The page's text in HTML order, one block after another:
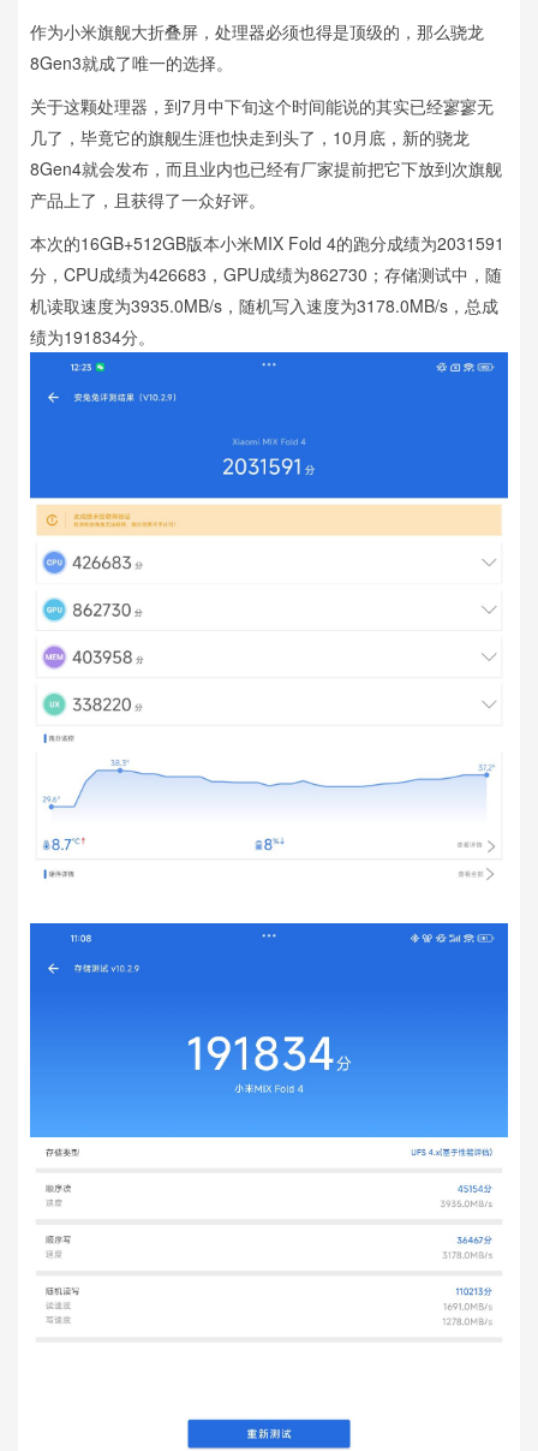
作为小米旗舰大折叠屏，处理器必须也得是顶级的，那么骁龙
8Gen3就成了唯一的选择。
关于这颗处理器，到7月中下旬这个时间能说的其实已经寥寥无
几了，毕竟它的旗舰生涯也快走到头了，10月底，新的骁龙
8Gen4就会发布，而且业内也已经有厂家提前把它下放到次旗舰
产品上了，且获得了一众好评。
本次的16GB+512GB版本小米MIX Fold 4的跑分成绩为2031591
分，CPU成绩为426683，GPU成绩为862730；存储测试中，随
机读取速度为3935.0MB/s，随机写入速度为3178.0MB/s，总成
绩为191834分。